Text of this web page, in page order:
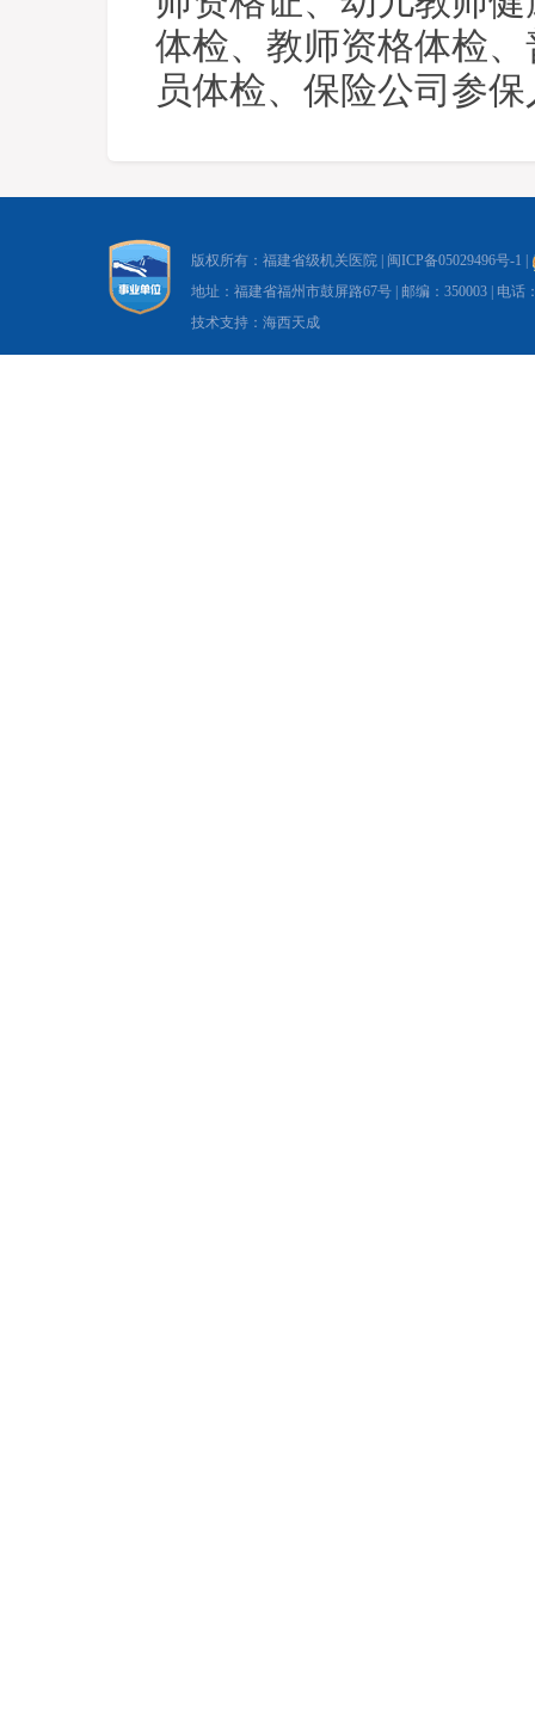
体检、教师资格体检
员体检、保险公司参
版权所有：福建省级机关医院 | 闽ICP备05029496号-1
地址：福建省福州市鼓屏路67号 | 邮编：350003 | 电话
技术支持：海西天成